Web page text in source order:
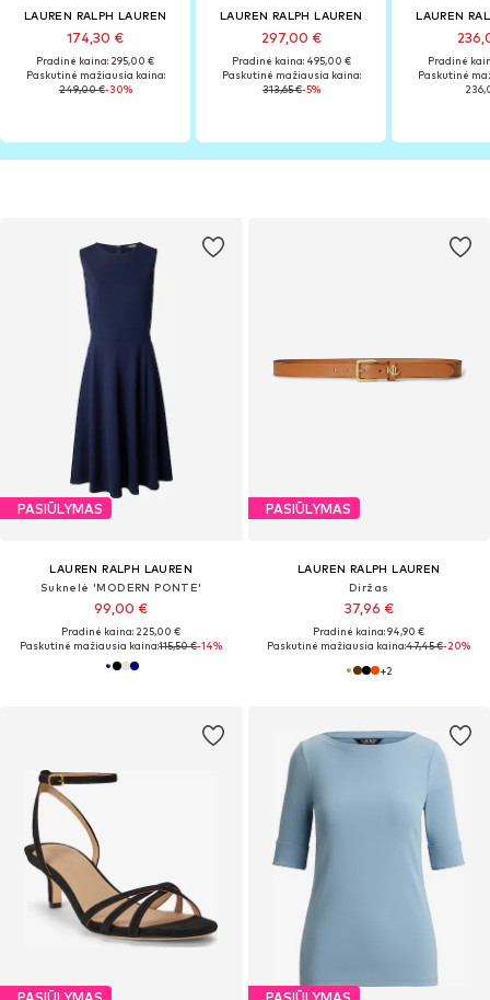
LAUREN RALPH LAUREN
174,30 €
Pradinė kaina: 295,00 €
Paskutinė mažiausia kaina:
249,00 €-30%
LAUREN RALPH LAUREN
297,00 €
Pradinė kaina: 495,00 €
Paskutinė mažiausia kaina:
313,65 €-5%
LAUREN
Pradinė
Paskutinė
PASIŪLYMAS
LAUREN RALPH LAUREN
Suknelė 'MODERN PONTE'
99,00 €
Pradinė kaina: 225,00 €
Paskutinė mažiausia kaina:115,50 €-14%
PASIŪLYMAS
LAUREN RALPH LAUREN
Diržas
37,96 €
Pradinė kaina: 94,90 €
Paskutinė mažiausia kaina:47,45 €-20%
+2